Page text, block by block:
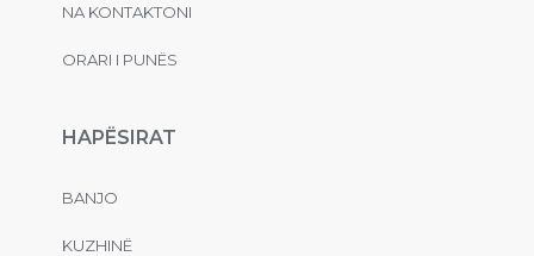
NA KONTAKTONI
ORARI I PUNËS
HAPËSIRAT
BANJO
KUZHINË